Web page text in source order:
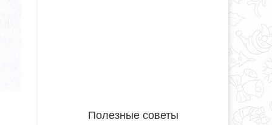
Полезные советы